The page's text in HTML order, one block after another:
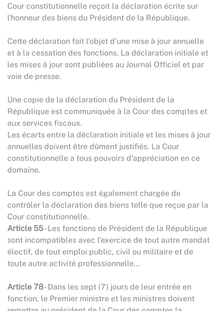
Cour constitutionnelle reçoit la déclaration écrite sur
l'honneur des biens du Président de la République.
Cette déclaration fait l'objet d'une mise à jour annuelle
et à la cessation des fonctions. La déclaration initiale et
les mises à jour sont publiées au Journal Officiel et par
voie de presse.
Une copie de la déclaration du Président de la
République est communiquée à la Cour des comptes et
aux services fiscaux.
Les écarts entre la déclaration initiale et les mises à jour
annuelles doivent être dûment justifiés. La Cour
constitutionnelle a tous pouvoirs d'appréciation en ce
domaine.
La Cour des comptes est également chargée de
contrôler la déclaration des biens telle que reçue par la
Cour constitutionnelle.
Article 55- Les fonctions de Président de la République
sont incompatibles avec l'exercice de tout autre mandat
électif, de tout emploi public, civil ou militaire et de
toute autre activité professionnelle…
Article 78- Dans les sept (7) jours de leur entrée en
fonction, le Premier ministre et les ministres doivent